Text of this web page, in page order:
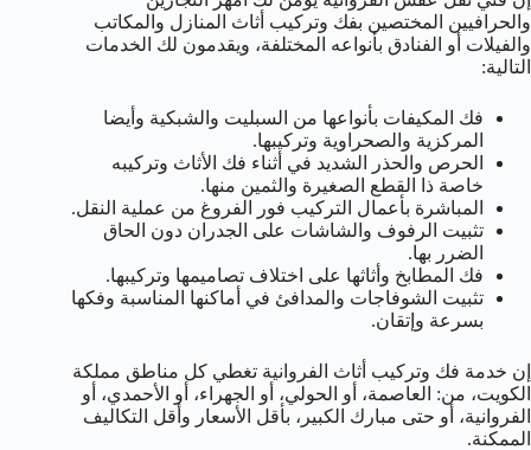
والحرافيين المختصين بفك وتركيب أثاث المنازل والمكاتب
والفيلات أو الفنادق بأنواعه المختلفة، ويقدمون لك الخدمات
التالية:
فك المكيفات بأنواعها من السبليت والشبكية وأيضا
المركزية والصحراوية وتركيبها.
الحرص والحذر الشديد في أثناء فك الأثاث وتركيبه
خاصة ذا القطع الصغيرة والثمين منها.
المباشرة بأعمال التركيب فور الفروغ من عملية النقل.
تثبيت الرفوف والشاشات على الجدران دون الحاق
الضرر بها.
فك المطابخ وأثاثها على اختلاف تصاميمها وتركيبها.
تثبيت الشوفاجات والمدافئ في أماكنها المناسبة وفكها
بسرعة وإتقان.
إن خدمة فك وتركيب أثاث الفروانية تغطي كل مناطق مملكة
الكويت، من: العاصمة، أو الحولي، أو الجهراء، أو الأحمدي، أو
الفروانية، أو حتى مبارك الكبير، بأقل الأسعار وأقل التكاليف
الممكنة.